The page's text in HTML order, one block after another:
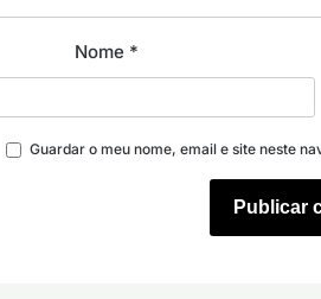
Nome *
Guardar o meu nome, email e site neste